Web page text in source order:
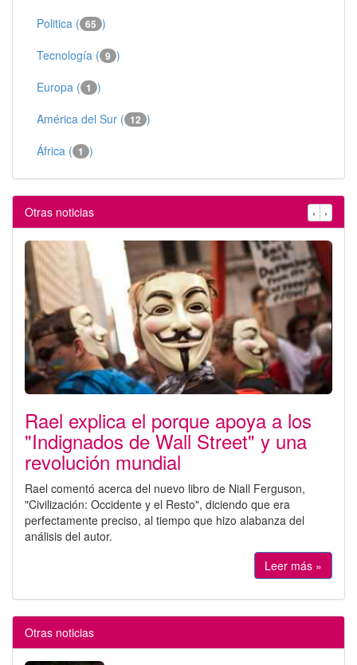
Politica ( 65 )
Tecnología ( 9 )
Europa ( 1 )
América del Sur ( 12 )
África ( 1 )
Otras noticias ‹ ›
Rael explica el porque apoya a los
"Indignados de Wall Street" y una
revolución mundial
Rael comentó acerca del nuevo libro de Niall Ferguson,
"Civilización: Occidente y el Resto", diciendo que era
perfectamente preciso, al tiempo que hizo alabanza del
análisis del autor.
Leer más »
Otras noticias